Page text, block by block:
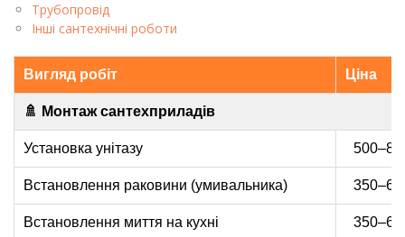
Трубопровід
Інші сантехнічні роботи
Вигляд робіт Ціна
🚿 Монтаж сантехприладів
Установка унітазу
Встановлення раковини (умивальника)
Встановлення миття на кухні